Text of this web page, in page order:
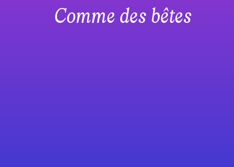
Comme des bêtes